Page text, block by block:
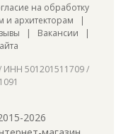
на обработку
и архитекторам |
| Вакансии |
ИНН 501201511709 /
2026